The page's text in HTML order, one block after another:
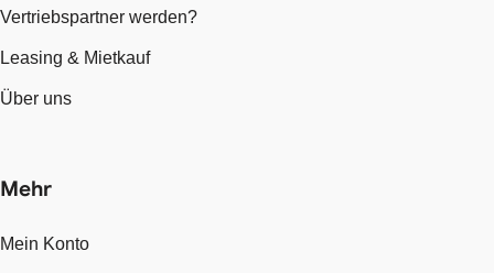
Vertriebspartner werden?
Leasing & Mietkauf
Über uns
Mehr
Mein Konto